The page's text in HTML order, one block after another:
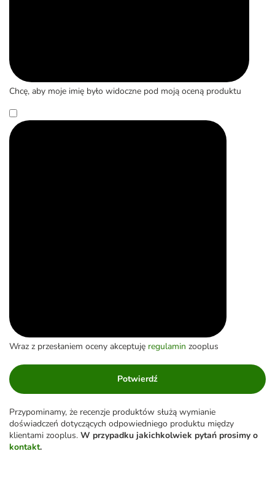
Chcę, aby moje imię było widoczne pod moją oceną produktu
Wraz z przesłaniem oceny akceptuję regulamin zooplus
Potwierdź
Przypominamy, że recenzje produktów służą wymianie
doświadczeń dotyczących odpowiedniego produktu między
klientami zooplus. W przypadku jakichkolwiek pytań prosimy o
kontakt.